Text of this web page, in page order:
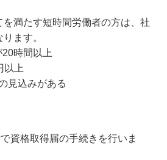
満たす短時間労働者の方は、社
ます。
時間以上
以上
見込みがある
資格取得届の手続きを行いま